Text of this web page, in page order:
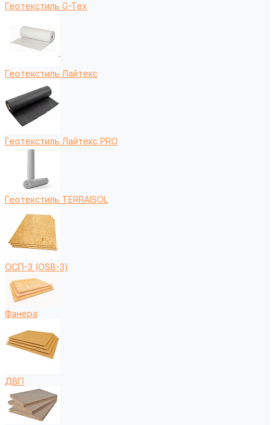
Геотекстиль G-Tex
Геотекстиль Лайтекс
Геотекстиль Лайтекс PRO
Геотекстиль TERRAISOL
ОСП-3 (OSB-3)
Фанера
ДВП